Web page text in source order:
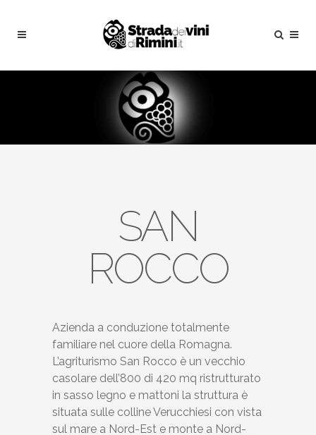
SAN
ROCCO
Azienda a conduzione totalmente
familiare nel cuore della Romagna.
L’agriturismo San Rocco è un vecchio
casolare dell’800 di 420 mq ristrutturato
in sasso legno e mattoni la struttura è
situata sulle colline Verucchiesi con vista
sul mare a Nord-Est e monte a Nord-